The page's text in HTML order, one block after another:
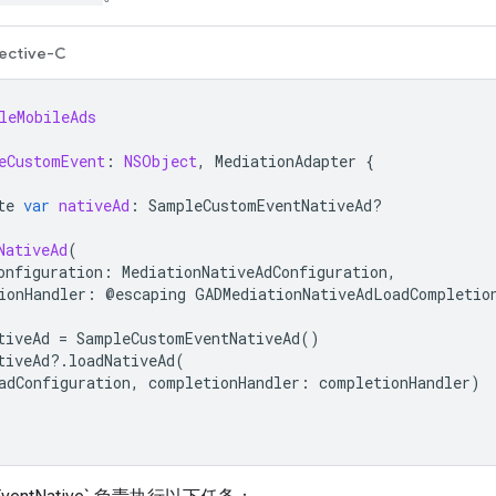
C
: NSObject, MediationAdapter {
var nativeAd : SampleCustomEventNativeAd?
(
: MediationNativeAdConfiguration,
: @escaping
= SampleCustomEventNativeAd()
?. loadNativeAd(
, completionHandler : completionHandler)